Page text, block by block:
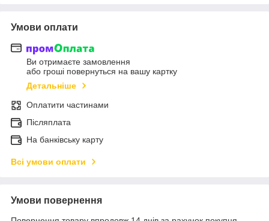
Умови оплати
Ви отримаєте замовлення
або гроші повернуться на вашу картку
Детальніше
Оплатити частинами
Післяплата
На банківську карту
Всі умови оплати
Умови повернення